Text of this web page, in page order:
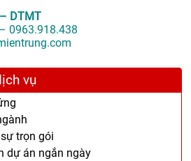
DTMT
0963.918.438
vụ
trọn gói
dự án ngắn ngày